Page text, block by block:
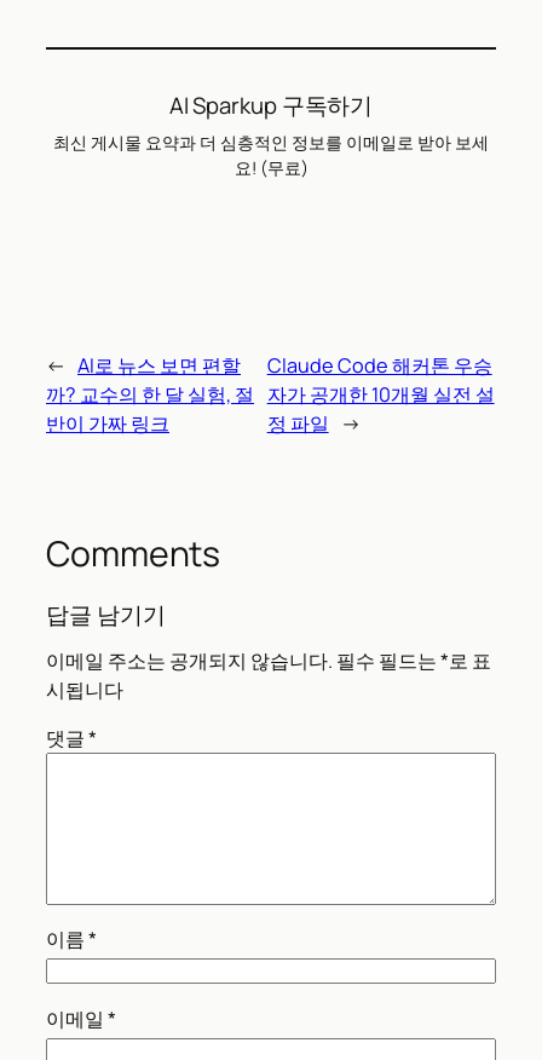
AI Sparkup 구독하기
최신 게시물 요약과 더 심층적인 정보를 이메일로 받아 보세
요! (무료)
← AI로 뉴스 보면 편할
까? 교수의 한 달 실험, 절
반이 가짜 링크
Claude Code 해커톤 우승
자가 공개한 10개월 실전 설
정 파일
→
Comments
답글 남기기
이메일 주소는 공개되지 않습니다. 필수 필드는*로 표
시됩니다
댓글*
이름*
이메일 *